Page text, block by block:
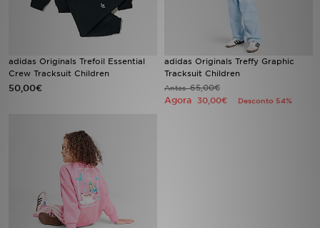
adidas Originals Trefoil Essential
Crew Tracksuit Children
50,00€
adidas Originals Treffy Graphic
Tracksuit Children
Antes65,00€
Agora 30,00€ Desconto 54%
BLOG
ESTADO DO TEU PEDIDO
FAZ DOWNLOAD DA APP
TRABALHA CONNOSCO
FAQs